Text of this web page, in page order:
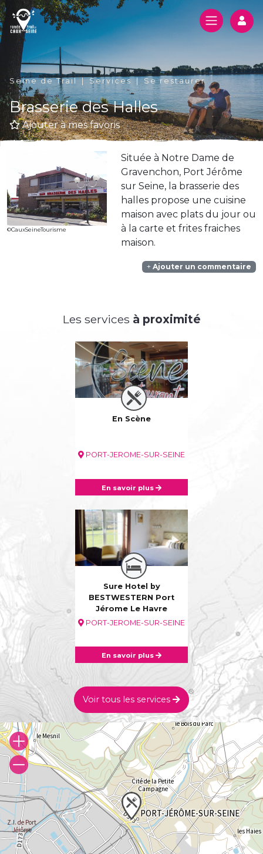
Seine de Trail Services Se restaurer
Brasserie des Halles
Ajouter à mes favoris
©CauxSeineTourisme
Située à Notre Dame de
Gravenchon, Port Jérôme
sur Seine, la brasserie des
halles propose une cuisine
maison avec plats du jour ou
à la carte et frites fraiches
maison.
Ajouter un commentaire
Les services à proximité
En Scène
PORT-JEROME-SUR-SEINE
En savoir plus
Sure Hotel by
BESTWESTERN Port
Jérome Le Havre
PORT-JEROME-SUR-SEINE
En savoir plus
Voir tous les services